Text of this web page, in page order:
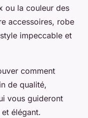
ou la couleur des
accessoires, robe
impeccable et
comment
de qualité,
vous guideront
élégant.